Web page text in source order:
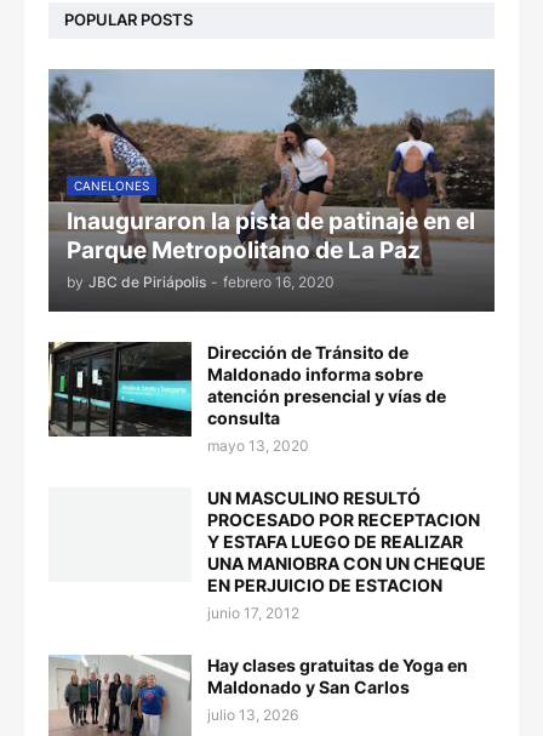
POPULAR POSTS
CANELONES
Inauguraron la pista de patinaje en el
Parque Metropolitano de La Paz
by JBC de Piriápolis - febrero 16, 2020
Dirección de Tránsito de
Maldonado informa sobre
atención presencial y vías de
consulta
mayo 13, 2020
UN MASCULINO RESULTÓ
PROCESADO POR RECEPTACION
Y ESTAFA LUEGO DE REALIZAR
UNA MANIOBRA CON UN CHEQUE
EN PERJUICIO DE ESTACION
junio 17, 2012
Hay clases gratuitas de Yoga en
Maldonado y San Carlos
julio 13, 2026